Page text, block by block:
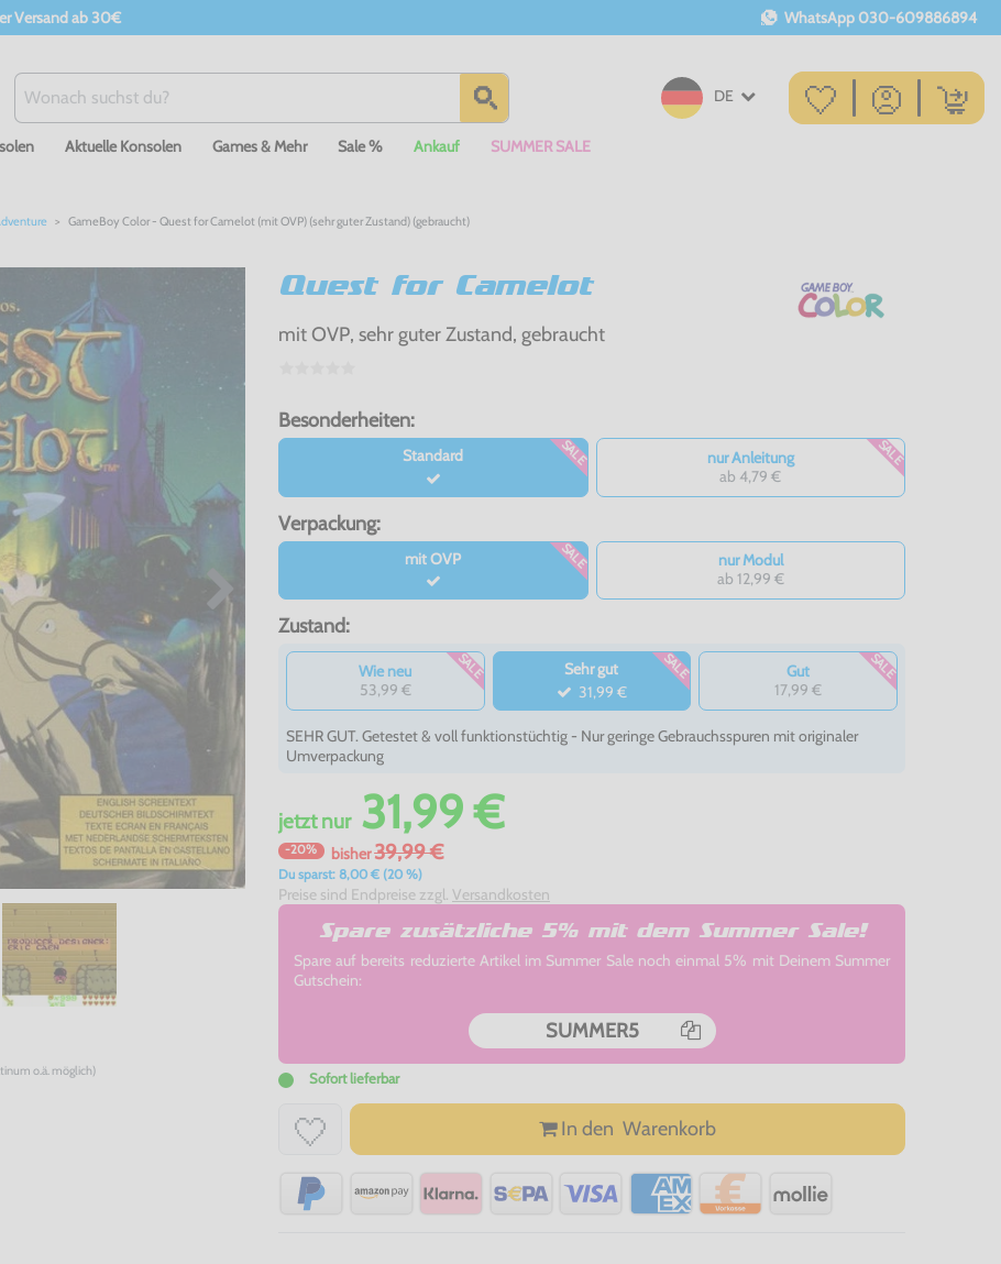
Versand ab 30€ WhatsApp 030-609886894
DE
Aktuelle Konsolen Games & Mehr Sale % Ankauf SUMMER SALE
GameBoy Color - Quest for Camelot (mit OVP) (sehr guter Zustand) (gebraucht)
o.ä. möglich)
Quest for Camelot
mit OVP, sehr guter Zustand, gebraucht
Besonderheiten:
Standard SALE
nur Anleitung
ab 4,79 €
SALE
Verpackung:
mit OVP SALE
nur Modul
ab 12,99 €
Zustand:
Wie neu
53,99 €
SALE
Sehr gut
31,99 €
SALE
Gut
17,99 €
SALE
SEHR GUT. Getestet & voll funktionstüchtig - Nur geringe Gebrauchsspuren mit originaler
Umverpackung
jetztnur31,99 €
-20% bisher39,99 €
Du sparst: 8,00 € (20 %)
Preise sind Endpreise zzgl. Versandkosten
Spare zusätzliche 5% mit dem Summer Sale!
Spare auf bereits reduzierte Artikel im Summer Sale noch einmal 5% mit Deinem Summer
Gutschein:
SUMMER5
Sofort lieferbar
In den Warenkorb